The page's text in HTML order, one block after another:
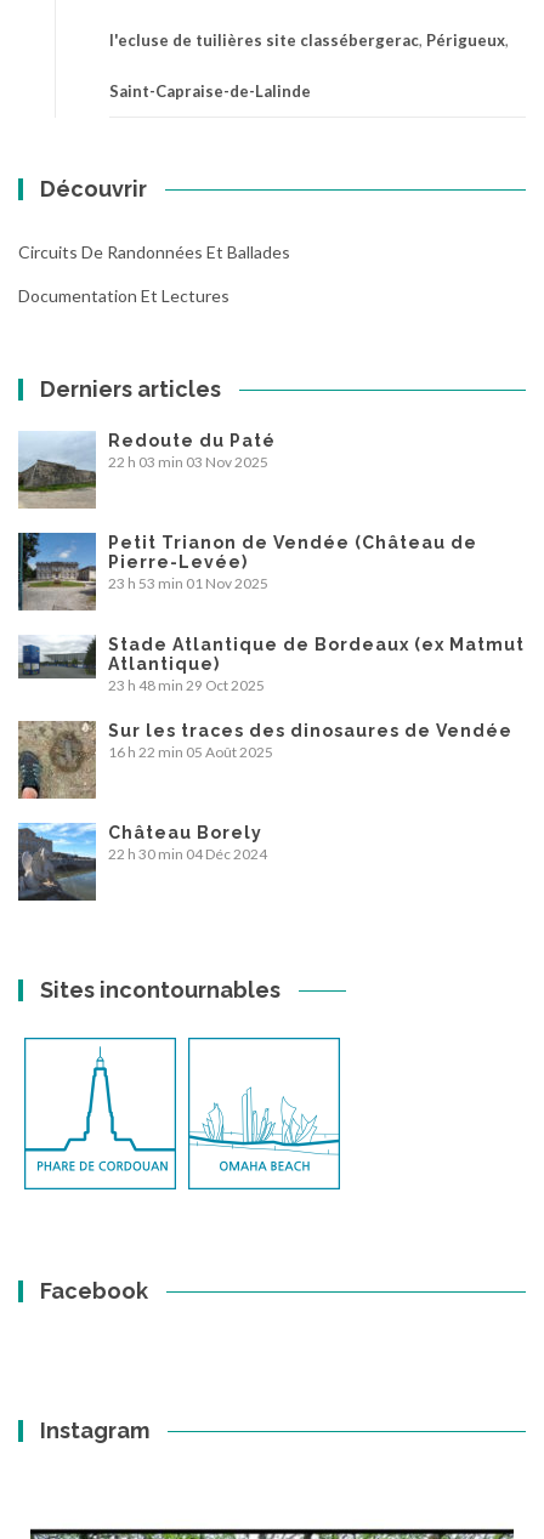
l'ecluse de tuilières site classébergerac, Périgueux,
Saint-Capraise-de-Lalinde
Découvrir
Circuits De Randonnées Et Ballades
Documentation Et Lectures
Derniers articles
Redoute du Paté
22 h 03 min 03 Nov 2025
Petit Trianon de Vendée (Château de
Pierre-Levée)
23 h 53 min 01 Nov 2025
Stade Atlantique de Bordeaux (ex Matmut
Atlantique)
23 h 48 min 29 Oct 2025
Sur les traces des dinosaures de Vendée
16 h 22 min 05 Août 2025
Château Borely
22 h 30 min 04 Déc 2024
Sites incontournables
Facebook
Instagram